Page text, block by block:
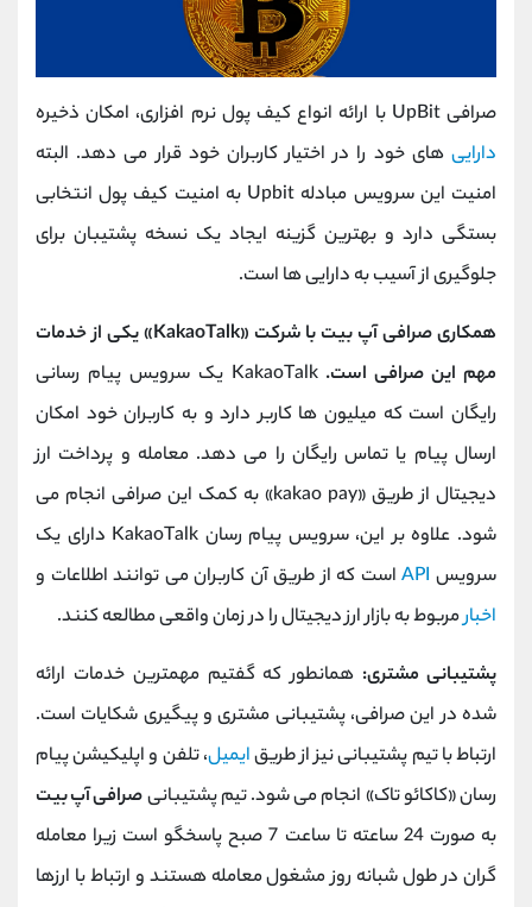
صرافی UpBit با ارائه انواع کیف پول نرم افزاری، امکان ذخیره
دارایی های خود را در اختیار کاربران خود قرار می دهد. البته
امنیت این سرویس مبادله Upbit به امنیت کیف پول انتخابی
بستگی دارد و بهترین گزینه ایجاد یک نسخه پشتیبان برای
جلوگیری از آسیب به دارایی ها است.
همکاری صرافی آپ بیت با شرکت «KakaoTalk» یکی از خدمات
مهم این صرافی است.
KakaoTalk یک سرویس پیام رسانی
رایگان است که میلیون ها کاربر دارد و به کاربران خود امکان
ارسال پیام یا تماس رایگان را می دهد. معامله و پرداخت ارز
دیجیتال از طریق «kakao pay» به کمک این صرافی انجام می
شود. علاوه بر این، سرویس پیام رسان KakaoTalk دارای یک
سرویس APIاست که از طریق آن کاربران می توانند اطلاعات و
اخبارمربوط به بازار ارز دیجیتال را در زمان واقعی مطالعه کنند.
پشتیبانی مشتری: همانطور که گفتیم مهمترین خدمات ارائه
شده در این صرافی، پشتیبانی مشتری و پیگیری شکایات است.
ارتباط با تیم پشتیبانی نیز از طریقایمیل، تلفن و اپلیکیشن پیام
رسان «کاکائو تاک» انجام می شود. تیم پشتیبانیصرافی آپ بیت
به صورت 24 ساعته تا ساعت 7 صبح پاسخگو است زیرا معامله
گران در طول شبانه روز مشغول معامله هستند و ارتباط با ارزها